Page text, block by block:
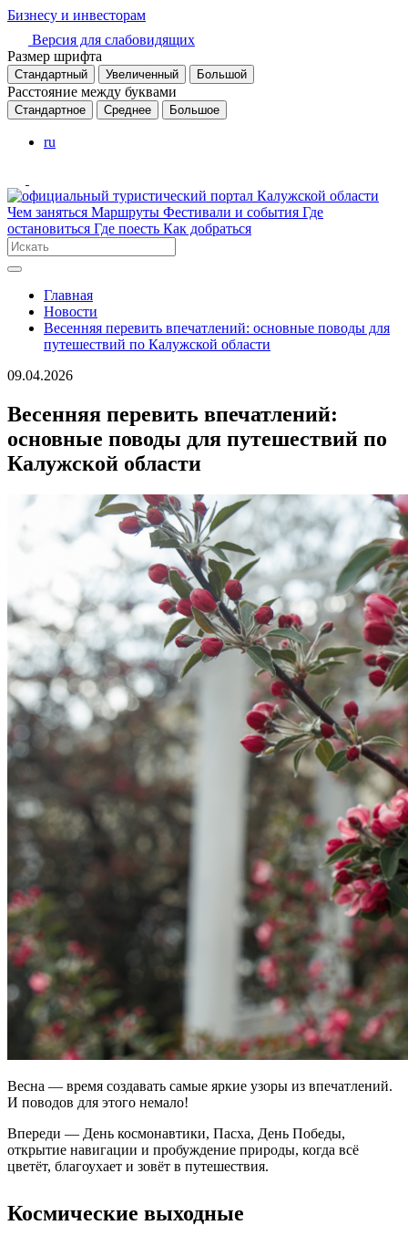
Бизнесу и инвесторам
Версия для слабовидящих
Размер шрифта
Стандартный Увеличенный Большой
Расстояние между буквами
Стандартное Среднее Большое
ru
Чем заняться Маршруты Фестивали и события Где
остановиться Где поесть Как добраться
Главная
Новости
Весенняя перевить впечатлений: основные поводы для
путешествий по Калужской области
09.04.2026
Весенняя перевить впечатлений:
основные поводы для путешествий по
Калужской области
Весна — время создавать самые яркие узоры из впечатлений.
И поводов для этого немало!
Впереди — День космонавтики, Пасха, День Победы,
открытие навигации и пробуждение природы, когда всё
цветёт, благоухает и зовёт в путешествия.
Космические выходные